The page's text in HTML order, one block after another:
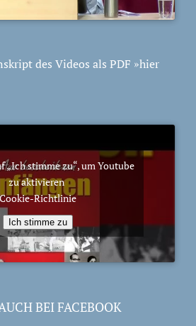
des Videos als PDF »hier
„Ich stimme zu“, um Youtube
zu aktivieren
Richtlinie
Ich stimme zu
BEI FACEBOOK